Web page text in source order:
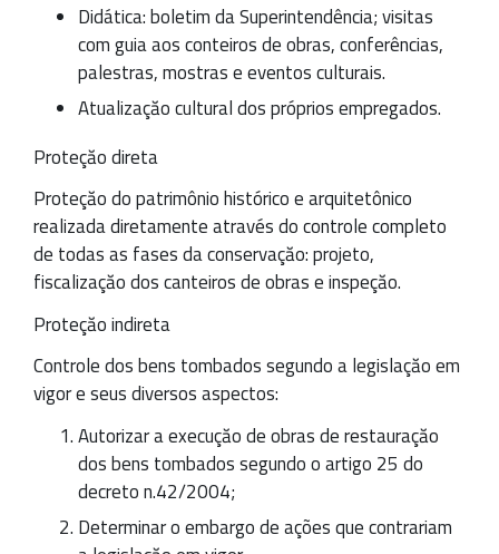
Didática: boletim da Superintendência; visitas
com guia aos conteiros de obras, conferências,
palestras, mostras e eventos culturais.
Atualizaçăo cultural dos próprios empregados.
Proteçăo direta
Proteçăo do patrimônio histórico e arquitetônico
realizada diretamente através do controle completo
de todas as fases da conservaçăo: projeto,
fiscalizaçăo dos canteiros de obras e inspeçăo.
Proteçăo indireta
Controle dos bens tombados segundo a legislaçăo em
vigor e seus diversos aspectos:
Autorizar a execuçăo de obras de restauraçăo
dos bens tombados segundo o artigo 25 do
decreto n.42/2004;
Determinar o embargo de ações que contrariam